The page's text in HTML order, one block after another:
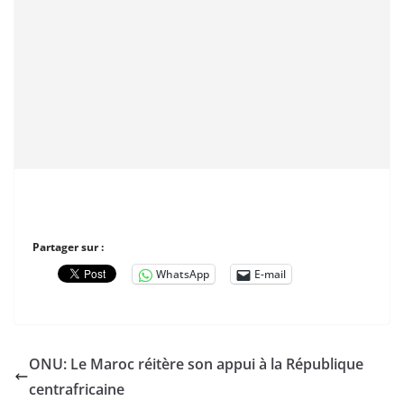
Partager sur :
WhatsApp
E-mail
ONU: Le Maroc réitère son appui à la République
centrafricaine